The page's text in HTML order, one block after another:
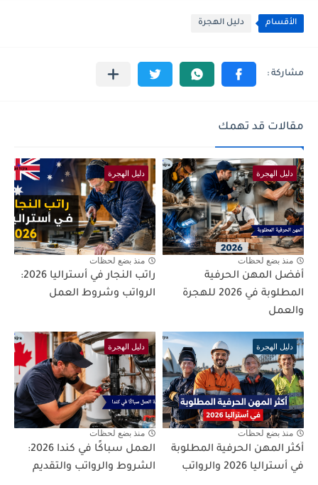
الأقسام دليل الهجرة
مقالات قد تهمك
دليل الهجرة
منذ بضع لحظات
أفضل المهن الحرفية
المطلوبة في 2026 للهجرة
والعمل
دليل الهجرة
منذ بضع لحظات
راتب النجار في أستراليا 2026:
الرواتب وشروط العمل
دليل الهجرة
منذ بضع لحظات
أكثر المهن الحرفية المطلوبة
في أستراليا 2026 والرواتب
دليل الهجرة
منذ بضع لحظات
العمل سباكًا في كندا 2026:
الشروط والرواتب والتقديم